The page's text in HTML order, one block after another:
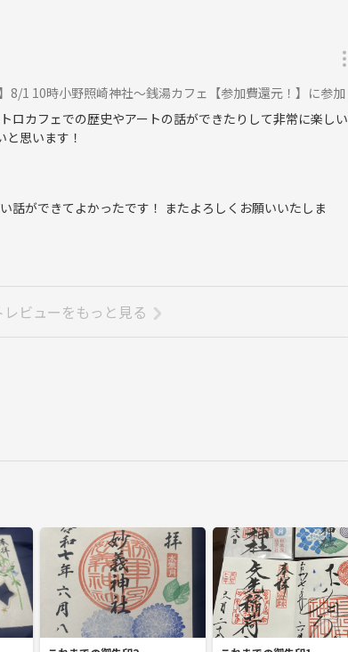
8/1 10時小野照崎神社～銭湯カフェ【参加費還元！】に参加
ロカフェでの歴史やアートの話ができたりして非常に楽しい
思います！
話ができてよかったです！ またよろしくお願いいたしま
ビューをもっと見る